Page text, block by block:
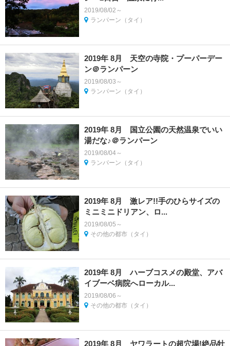
2019/08/02～
ランパーン（タイ）
2019年 8月 天空の寺院・プーパーデー
ン＠ランパーン
2019/08/03～
ランパーン（タイ）
2019年 8月 国立公園の天然温泉でいい
湯だな♪＠ランパーン
2019/08/04～
ランパーン（タイ）
2019年 8月 激レア!!手のひらサイズの
ミニミニドリアン、ロ...
2019/08/05～
その他の都市（タイ）
2019年 8月 ハーブコスメの殿堂、アバ
イブーベ病院へローカル...
2019/08/06～
その他の都市（タイ）
2019年 8月 ヤワラートの超穴場!絶品牡